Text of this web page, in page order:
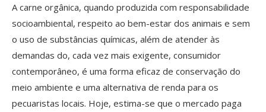
A carne orgânica, quando produzida com responsabilidade
socioambiental, respeito ao bem-estar dos animais e sem
o uso de substâncias químicas, além de atender às
demandas do, cada vez mais exigente, consumidor
contemporâneo, é uma forma eficaz de conservação do
meio ambiente e uma alternativa de renda para os
pecuaristas locais. Hoje, estima-se que o mercado paga